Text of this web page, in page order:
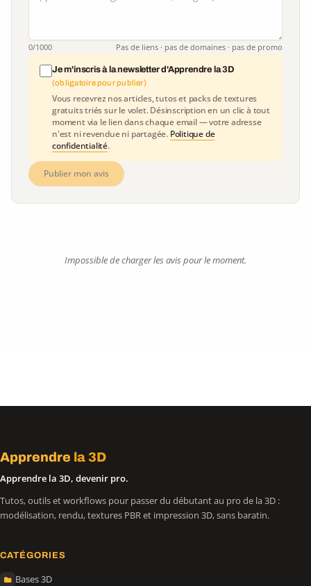
0/1000 Pas de liens · pas de domaines · pas de promo
Je m'inscris à la newsletter d'Apprendre la 3D
(obligatoire pour publier)
Vous recevrez nos articles, tutos et packs de textures
gratuits triés sur le volet. Désinscription en un clic à tout
moment via le lien dans chaque email — votre adresse
n'est ni revendue ni partagée. Politique de
confidentialité.
Publier mon avis
Impossible de charger les avis pour le moment.
Apprendre la 3D
Apprendre la 3D, devenir pro.
Tutos, outils et workflows pour passer du débutant au pro de la 3D :
modélisation, rendu, textures PBR et impression 3D, sans baratin.
CATÉGORIES
Bases 3D